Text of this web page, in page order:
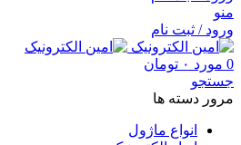
منو
ورود / ثبت نام
0 مورد ۰ تومان
جستجو
مرور دسته ها
انواع ماژول